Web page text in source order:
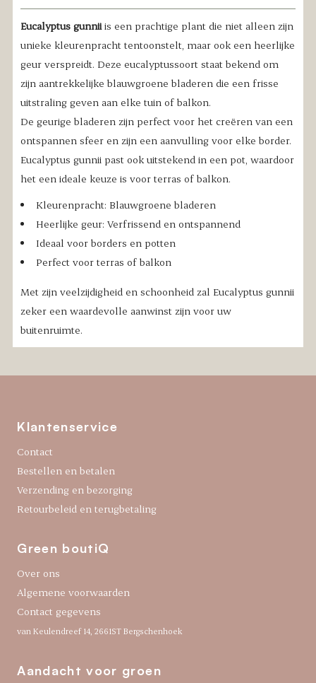
Eucalyptus gunniiis een prachtige plant die niet alleen zijn
unieke kleurenpracht tentoonstelt, maar ook een heerlijke
geur verspreidt. Deze eucalyptussoort staat bekend om
zijn aantrekkelijke blauwgroene bladeren die een frisse
uitstraling geven aan elke tuin of balkon.
De geurige bladeren zijn perfect voor het creëren van een
ontspannen sfeer en zijn een aanvulling voor elke border.
Eucalyptus gunnii past ook uitstekend in een pot, waardoor
het een ideale keuze is voor terras of balkon.
Kleurenpracht: Blauwgroene bladeren
Heerlijke geur: Verfrissend en ontspannend
Ideaal voor borders en potten
Perfect voor terras of balkon
Met zijn veelzijdigheid en schoonheid zal Eucalyptus gunnii
zeker een waardevolle aanwinst zijn voor uw
buitenruimte.
Klantenservice
Contact
Bestellen en betalen
Verzending en bezorging
Retourbeleid en terugbetaling
Green boutiQ
Over ons
Algemene voorwaarden
Contact gegevens
van Keulendreef 14, 2661ST Bergschenhoek
Aandacht voor groen